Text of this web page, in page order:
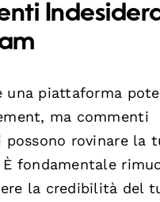
una piattaforma
ma commenti
possono rovinare la
È fondamentale
la credibilità del